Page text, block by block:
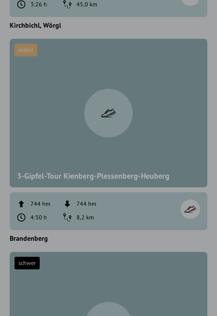
3:26 h
45,0 km
Kirchbichl Wörgl
3-Gipfel-Tour Kienberg-Plessenberg-Heuberg
mittel
744 hm
744 hm
4:30 h
8,2 km
Brandenberg
schwer